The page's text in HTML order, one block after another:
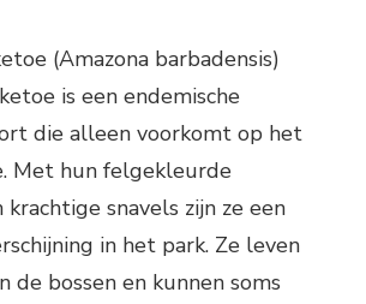
(Amazona barbadensis)
is een endemische
die alleen voorkomt op het
Met hun felgekleurde
snavels zijn ze een
in het park. Ze leven
de bossen en kunnen soms